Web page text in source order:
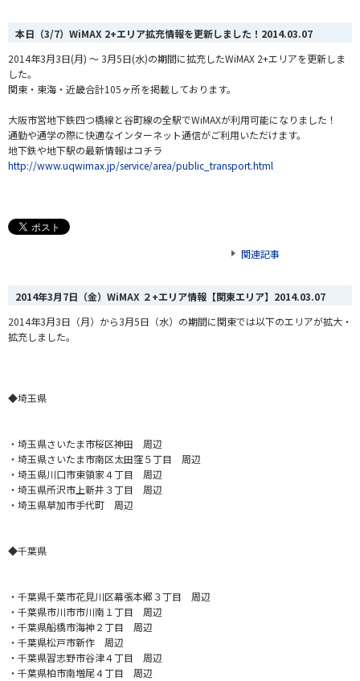
本日（3/7）WiMAX 2+エリア拡充情報を更新しました！ 2014.03.07
2014年3月3日(月) ～ 3月5日(水)の期間に拡充したWiMAX 2+エリアを更新しま
した。
関東・東海・近畿合計105ヶ所を掲載しております。
大阪市営地下鉄四つ橋線と谷町線の全駅でWiMAXが利用可能になりました！
通勤や通学の際に快適なインターネット通信がご利用いただけます。
地下鉄や地下駅の最新情報はコチラ
http://www.uqwimax.jp/service/area/public_transport.html
関連記事
2014年3月7日（金）WiMAX ２+エリア情報【関東エリア】 2014.03.07
2014年3月3日（月）から3月5日（水）の期間に関東では以下のエリアが拡大・
拡充しました。
◆埼玉県
・ 埼玉県さいたま市桜区神田 周辺
・埼玉県さいたま市南区太田窪５丁目 周辺
・埼玉県川口市東領家４丁目 周辺
・埼玉県所沢市上新井３丁目 周辺
・埼玉県草加市手代町 周辺
◆千葉県
・ 千葉県千葉市花見川区幕張本郷３丁目 周辺
・千葉県市川市市川南１丁目 周辺
・千葉県船橋市海神２丁目 周辺
・千葉県松戸市新作 周辺
・千葉県習志野市谷津４丁目 周辺
・千葉県柏市南増尾４丁目 周辺